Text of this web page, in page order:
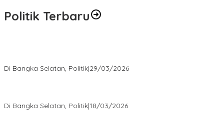
Politik Terbaru
Di Bangka Selatan, Politik|29/03/2026
Di Bangka Selatan, Politik|18/03/2026